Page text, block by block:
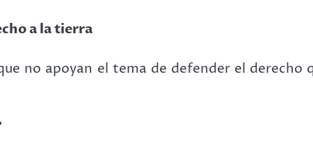
a la tierra
no apoyan el tema de defender el